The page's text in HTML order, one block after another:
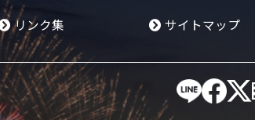
リンク集 サイトマップ